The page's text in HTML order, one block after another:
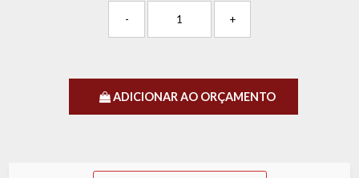
- +
ADICIONAR AO ORÇAMENTO